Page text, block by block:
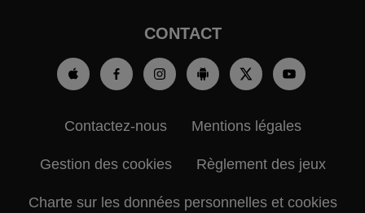
CONTACT
Contactez-nous Mentions légales
Gestion des cookies Règlement des jeux
Charte sur les données personnelles et cookies